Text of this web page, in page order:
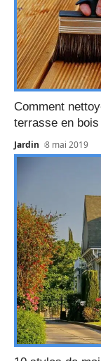
Comment
terrasse en bois
Jardin 8 mai 2019